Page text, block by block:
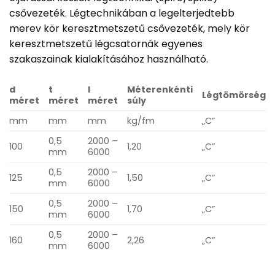
csővezeték. Légtechnikában a legelterjedtebb
merev kör keresztmetszetű csővezeték, mely kör
keresztmetszetű légcsatornák egyenes
szakaszainak kialakításához használható.
d
méret
t
méret
l
méret
Méterenkénti
súly
Légtömörség
mm mm mm kg/fm „C”
100
0,5
mm
2000 –
6000
1,20 „C”
125
0,5
mm
2000 –
6000
1,50 „C”
150
0,5
mm
2000 –
6000
1,70 „C”
160
0,5
mm
2000 –
6000
2,26 „C”